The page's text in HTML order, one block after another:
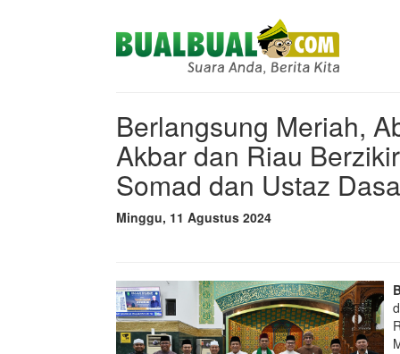
Berlangsung Meriah,
Akbar dan Riau
Somad dan Ustaz
Minggu, 11 Agustus 2024